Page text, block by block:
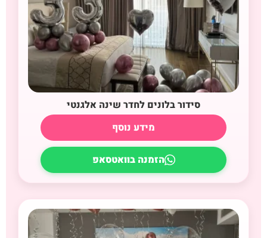
סידור בלונים לחדר שינה אלגנטי
מידע נוסף
הזמנה בוואטסאפ